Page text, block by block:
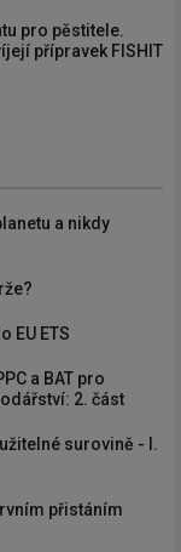
pro pěstitele.
přípravek FISHIT
a nikdy
EU ETS
a BAT pro
2. část
surovině - I.
přistáním